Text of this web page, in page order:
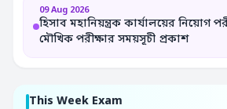
09 Aug 2026
হিসাব মহানিয়ন্ত্রক কার্যালয়ের নিয়োগ
মৌখিক পরীক্ষার সময়সূচী প্রকাশ
This Week Exam